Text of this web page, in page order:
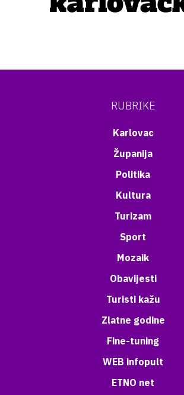
RUBRIKE
Karlovac
Županija
Politika
Kultura
Turizam
Sport
Mozaik
Obavijesti
Turisti kažu
Zlatne godine
Fine-tuning
WEB infopult
ETNO net